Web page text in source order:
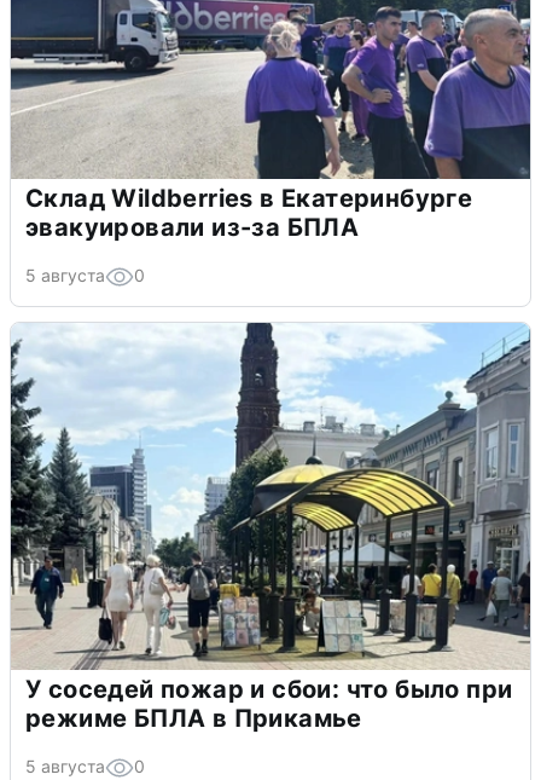
Склад Wildberries в Екатеринбурге
эвакуировали из-за БПЛА
5 августа 0
У соседей пожар и сбои: что было при
режиме БПЛА в Прикамье
5 августа 0